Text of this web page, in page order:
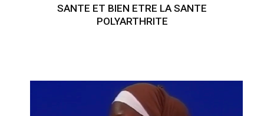
SANTE ET BIEN ETRE LA SANTE
POLYARTHRITE